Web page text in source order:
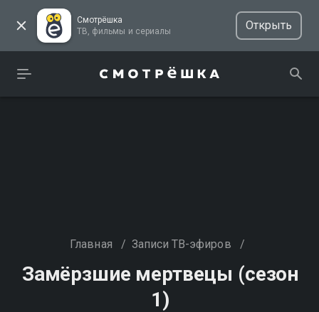
Смотрёшка
ТВ, фильмы и сериалы
Открыть
Главная / Записи ТВ-эфиров /
Замёрзшие мертвецы (сезон
1)